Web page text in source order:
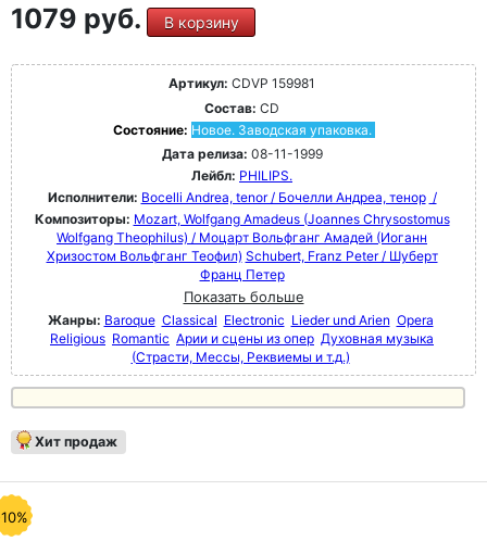
1079 руб. В корзину
Артикул: CDVP 159981
Состав: CD
Состояние: Новое. Заводская упаковка.
Дата релиза: 08-11-1999
Лейбл: PHILIPS.
Исполнители: Bocelli Andrea, tenor / Бочелли Андреа, тенор /
Композиторы: Mozart, Wolfgang Amadeus (Joannes Chrysostomus
Wolfgang Theophilus) / Моцарт Вольфганг Амадей (Иоганн
Хризостом Вольфганг Теофил) Schubert, Franz Peter / Шуберт
Франц Петер
Показать больше
Жанры: Baroque Classical Electronic Lieder und Arien Opera
Religious Romantic Арии и сцены из опер Духовная музыка
(Страсти, Мессы, Реквиемы и т.д.)
Хит продаж